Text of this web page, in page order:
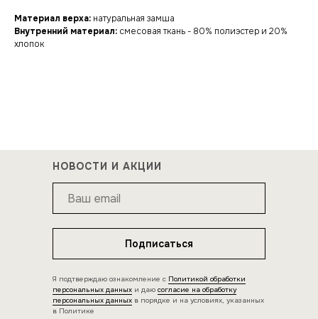
Материал верха: натуральная замша
Внутренний материал: смесовая ткань - 80% полиэстер и 20%
хлопок
Подписаться
Я подтверждаю ознакомление с Политикой обработки
персональных данных и даю согласие на обработку
персональных данных в порядке и на условиях, указанных
в Политике
НОВОСТИ И АКЦИИ